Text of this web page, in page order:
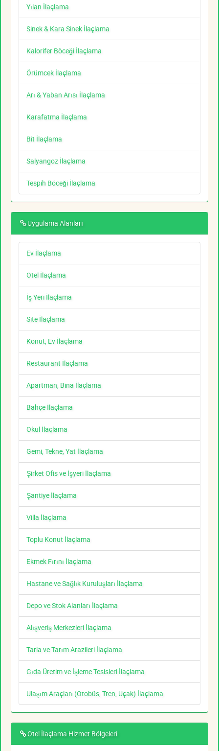
Yılan İlaçlama
Sinek & Kara Sinek İlaçlama
Kalorifer Böceği İlaçlama
Örümcek İlaçlama
Arı & Yaban Arısı İlaçlama
Karafatma İlaçlama
Bit İlaçlama
Salyangoz İlaçlama
Tespih Böceği İlaçlama
Uygulama Alanları
Ev İlaçlama
Otel İlaçlama
İş Yeri İlaçlama
Site İlaçlama
Konut, Ev İlaçlama
Restaurant İlaçlama
Apartman, Bina İlaçlama
Bahçe İlaçlama
Okul İlaçlama
Gemi, Tekne, Yat İlaçlama
Şirket Ofis ve İşyeri İlaçlama
Şantiye İlaçlama
Villa İlaçlama
Toplu Konut İlaçlama
Ekmek Fırını İlaçlama
Hastane ve Sağlık Kuruluşları İlaçlama
Depo ve Stok Alanları İlaçlama
Alışveriş Merkezleri İlaçlama
Tarla ve Tarım Arazileri İlaçlama
Gıda Üretim ve İşleme Tesisleri İlaçlama
Ulaşım Araçları (Otobüs, Tren, Uçak) İlaçlama
Otel İlaçlama Hizmet Bölgeleri